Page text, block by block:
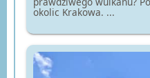
okolic Krakowa. ...